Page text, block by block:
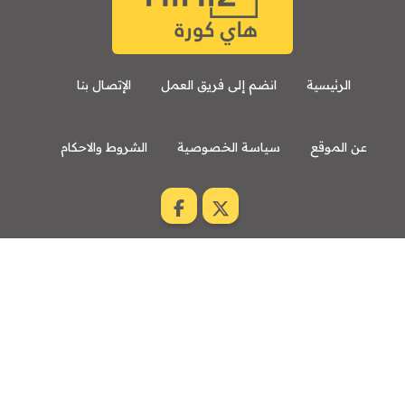
الرئيسية انضم إلى فريق العمل الإتصال بنا
عن الموقع سياسة الخصوصية الشروط والاحكام